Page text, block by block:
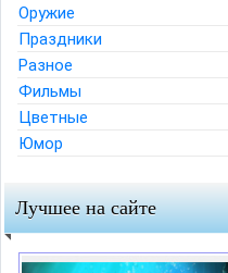
Оружие
Праздники
Разное
Фильмы
Цветные
Юмор
Лучшее на сайте